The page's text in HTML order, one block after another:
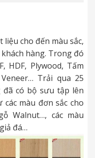
cho đến màu sắc,
hàng. Trong đó
HDF, Plywood, Tấm
Trải qua 25
đã có bộ sưu tập lên
các màu đơn sắc cho
Walnut…, các màu
đá…